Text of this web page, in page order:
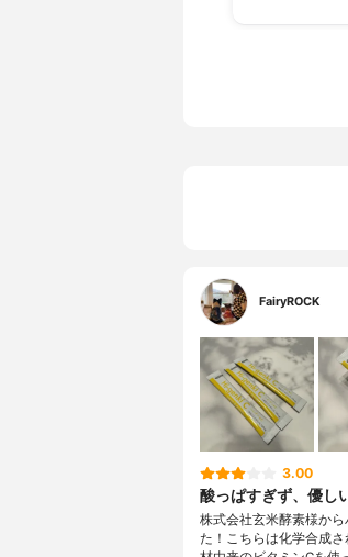
FairyROCK
3.00
酸っぱすぎず、優し
株式会社玄米酵素様か
た！こちらは化学合成